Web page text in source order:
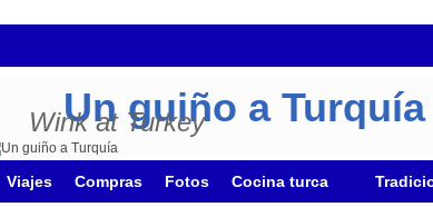
Un guiño a Turquía
Wink at Turkey
Viajes Compras Fotos Cocina turca